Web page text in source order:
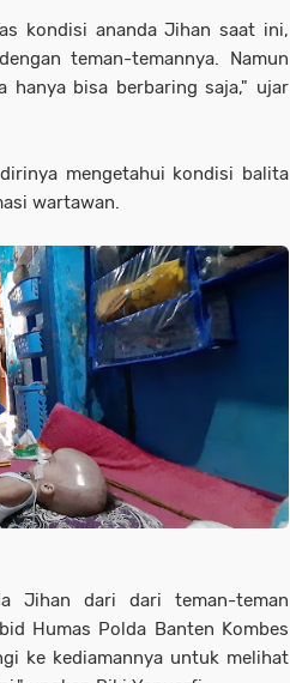
kondisi ananda Jihan saat ini,
teman-temannya. Namun
hanya bisa berbaring saja," ujar
mengetahui kondisi balita
wartawan.
Jihan dari dari teman-teman
Humas Polda Banten Kombes
ke kediamannya untuk melihat